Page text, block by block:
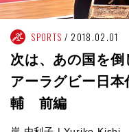
SPORTS 2018.02.01
次は、あの国を
アーラグビー日
輔 前編